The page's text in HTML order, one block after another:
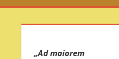
Калькуттской
„Ad maiorem